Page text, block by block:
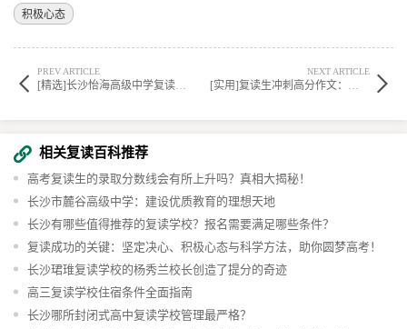
积极心态
PREV ARTICLE NEXT ARTICLE
相关复读百科推荐
高考复读生的录取分数线会有所上升吗？真相大揭秘！
长沙市麓谷高级中学：建设优质教育的理想天地
长沙有哪些值得推荐的复读学校？报名需要满足哪些条件？
复读成功的关键：坚定决心、积极心态与科学方法，助你圆梦高考！
长沙珺琟复读学校的杨秀兰校长创造了提分的奇迹
高三复读学校住宿条件全面指南
长沙哪所封闭式高中复读学校管理最严格？